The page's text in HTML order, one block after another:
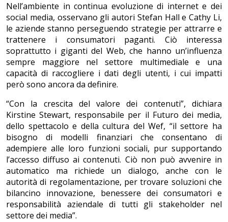
Nell’ambiente in continua evoluzione di internet e dei
social media, osservano gli autori Stefan Hall e Cathy Li,
le aziende stanno perseguendo strategie per attrarre e
trattenere i consumatori paganti. Ciò interessa
soprattutto i giganti del Web, che hanno un’influenza
sempre maggiore nel settore multimediale e una
capacità di raccogliere i dati degli utenti, i cui impatti
però sono ancora da definire.
“Con la crescita del valore dei contenuti”, dichiara
Kirstine Stewart, responsabile per il Futuro dei media,
dello spettacolo e della cultura del Wef, “il settore ha
bisogno di modelli finanziari che consentano di
adempiere alle loro funzioni sociali, pur supportando
l’accesso diffuso ai contenuti. Ciò non può avvenire in
automatico ma richiede un dialogo, anche con le
autorità di regolamentazione, per trovare soluzioni che
bilancino innovazione, benessere dei consumatori e
responsabilità aziendale di tutti gli stakeholder nel
settore dei media”.